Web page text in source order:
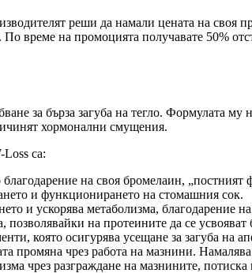
реши да намали цената на своя
По време на промоцията получавате 50%
за бърза загуба на тегло. Формулата
хормонални смущения.
Loss са:
благодарение на своя бромелаин,
и функционирането на стомашния сок.
и ускорява метаболизма, благодарение
позволявайки на протеините да се
която осигурява усещане за загуба на
промяна чрез работа на мазнини.
чрез разграждане на мазнините, потиска